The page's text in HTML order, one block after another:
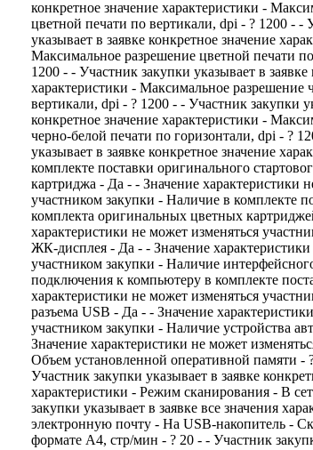
конкретное значение характеристики -
цветной печати по вертикали, dpi - ? 1200 - -
указывает в заявке конкретное значение
Максимальное разрешение цветной печати
1200 - - Участник закупки указывает в заявке
характеристики - Максимальное разрешение
вертикали, dpi - ? 1200 - - Участник закупки
конкретное значение характеристики -
черно-белой печати по горизонтали, dpi - ?
указывает в заявке конкретное значение
комплекте поставки оригинального
картриджа - Да - - Значение характеристики
участником закупки - Наличие в комплекте
комплекта оригинальных цветных
характеристики не может изменяться
ЖК-дисплея - Да - - Значение
участником закупки - Наличие
подключения к компьютеру в комплекте
характеристики не может изменяться
разъема USB - Да - - Значение
участником закупки - Наличие устройства
Значение характеристики не может
Объем установленной оперативной памяти -
Участник закупки указывает в заявке
характеристики - Режим сканирования - В
закупки указывает в заявке все значения
электронную почту - На USB-накопитель -
формате А4, стр/мин - ? 20 - - Участник